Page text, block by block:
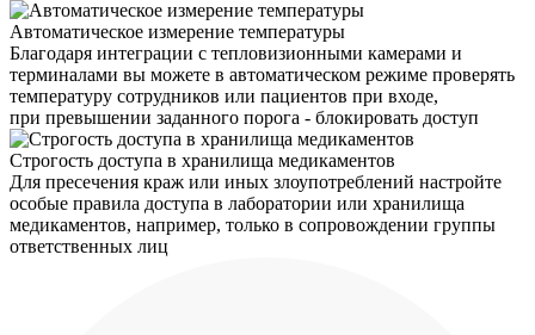
Автоматическое измерение температуры
Благодаря интеграции с тепловизионными камерами и
терминалами вы можете в автоматическом режиме проверять
температуру сотрудников или пациентов при входе,
при превышении заданного порога - блокировать доступ
Строгость доступа в хранилища медикаментов
Для пресечения краж или иных злоупотреблений настройте
особые правила доступа в лаборатории или хранилища
медикаментов, например, только в сопровождении группы
ответственных лиц